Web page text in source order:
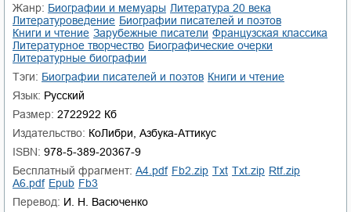
Жанр:
биографии и мемуары
литература 20 века
литературоведение
биографии писателей и поэтов
книги и чтение
зарубежные писатели
французская классика
литературное творчество
биографические очерки
литературные биографии
Тэги:
биографии писателей и поэтов
книги и чтение
Язык: Русский
Размер: 2722922 Кб
Издательство: КоЛибри, Азбука-Аттикус
ISBN: 978-5-389-20367-9
Бесплатный фрагмент:
a4.pdf fb2.zip txt txt.zip
rtf.zip
a6.pdf
epub
fb3
Перевод: И. Н. Васюченко